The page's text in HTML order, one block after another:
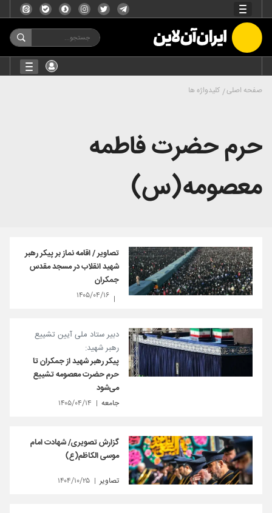
صفحه اصلی کلیدواژه ها
حرم حضرت فاطمه
معصومه(س)
تصاویر / اقامه نماز بر پیکر رهبر
شهید انقلاب در مسجد مقدس
جمکران
۱۴۰۵/۰۴/۱۶
دبیر ستاد ملی آیین تشییع
رهبر شهید:
پیکر رهبر شهید از جمکران تا
حرم حضرت معصومه تشییع
می‌شود
جامعه ۱۴۰۵/۰۴/۱۴
گزارش تصویری/ شهادت امام
موسی الکاظم(ع)
تصاویر ۱۴۰۴/۱۰/۲۵